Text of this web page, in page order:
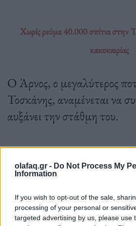
olafaq.gr - Do Not Process My
Information
If you wish to opt-out of the sale,
processing of your personal or
targeted advertising by us, please use
Χωρίς ρεύμα 40.000 σπίτια στην
κακοκαιρίας
Ο Άρνος, ο μεγαλύτερος
Τοσκάνης, αναμένεται να
αυξάνει την στάθμη του.